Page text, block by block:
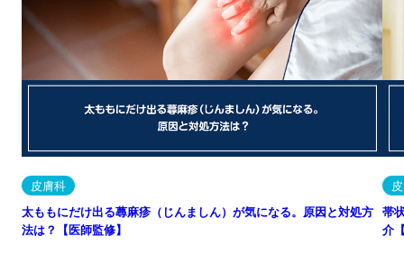
皮膚科
太ももにだけ出る蕁麻疹（じんましん）が気になる。原因と対処方
法は？【医師監修】
帯
介